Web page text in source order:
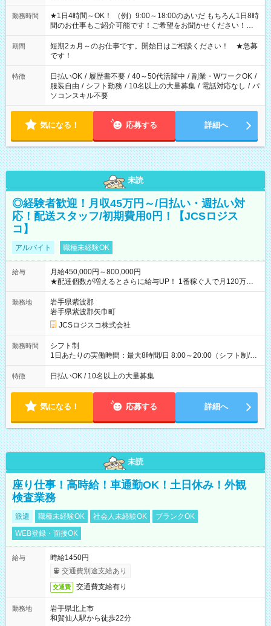
勤務時間
★1日4時間～OK！ （例）9:00～18:00のあいだ もちろん1日8時
間のお仕事もご紹介可能です！ご希望をお聞かせください！★
家庭の都合でお休みが必要な場合も遠慮なくご相談ください。
※週最低15時間以上の勤務が必要です
期間
短期2ヵ月～のお仕事です。開始日はご相談ください！ ★急募
です！
特徴 日払いOK / 履歴書不要 / 40～50代活躍中 / 副業・WワークOK /
服装自由 / シフト勤務 / 10名以上の大量募集 / 電話対応なし / パ
ソコンスキル不要
気になる！ 応募する 詳細へ
未読
◎経験者歓迎！月収45万円～/日払い・週払い対
応！配送スタッフ/初期費用0円！【JCSロジス
コ】
アルバイト 職種未経験OK
給与
月給450,000円～800,000円
★配達個数が増えるとさらに給与UP！ 1番稼ぐ人で月120万ほ
ど！ ・主要都市エリア 月収55万円／週5日稼働 月収65万~112
万円／週6日稼働 ・地方郊外エリア 月収40万円／週5日稼働 月
収40万円~50万円／週6日稼働 ＜モデルイメージ＞ ■月収50万
円 (27歳男性/江東区在住)※元建築関係 1日150個配達×25日勤務
(日休み) ■月収80万円(43歳男性/墨田区在住)※元営業 1日200個
勤務地
岩手県紫波郡
岩手県紫波郡矢巾町
JCSロジスコ株式会社
勤務時間
シフト制
1日あたりの実働時間：最大8時間/日 8:00～20:00（シフト制/実
働8時間） ※週5日勤務（場所次第では週4も有り） ※配達状況
によって時間外での勤務可能性有り ※案件により多少の前後あ
特徴 日払いOK / 10名以上の大量募集
気になる！ 応募する 詳細へ
未読
座り仕事！高時給！車通勤OK！土日休み！外観
検査業務
派遣 職種未経験OK 社会人未経験OK
ブランクOK
WEB登録・面接OK
給与
時給1450円
交通費別途支給あり
交通費 交通費支給有り
勤務地
岩手県北上市
和賀仙人駅から徒歩22分